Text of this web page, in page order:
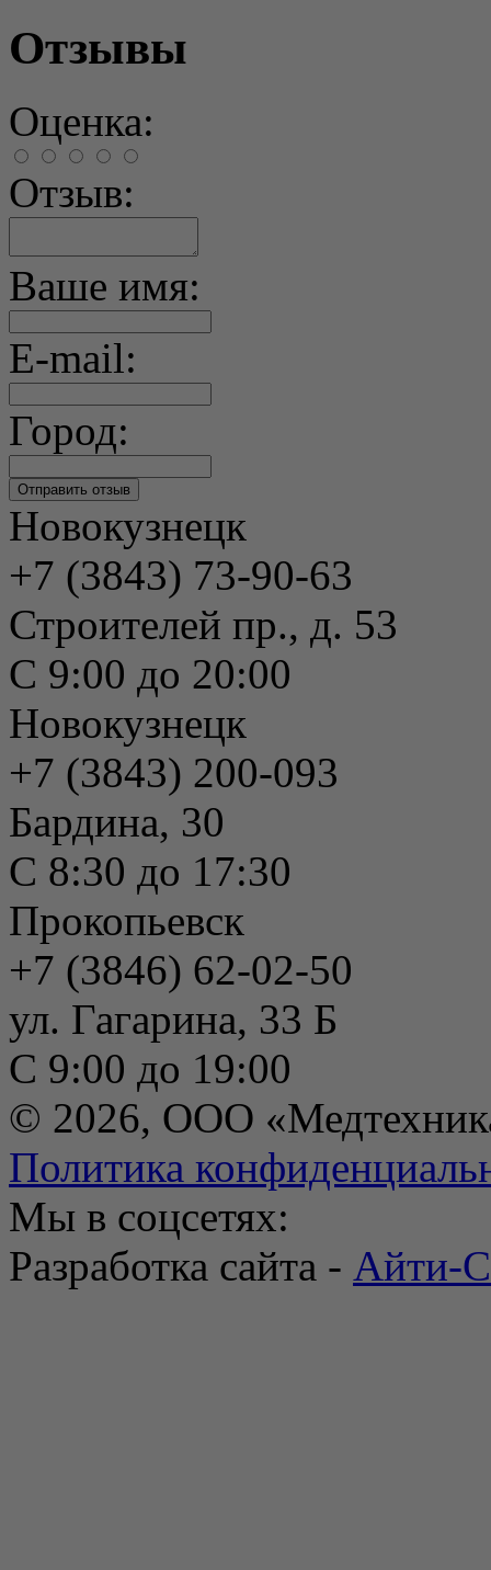
Отзывы
Оценка:
Отзыв:
Ваше имя:
E-mail:
Город:
Новокузнецк
+7 (3843) 73-90-63
Строителей пр., д. 53
С 9:00 до 20:00
Новокузнецк
+7 (3843) 200-093
Бардина, 30
С 8:30 до 17:30
Прокопьевск
+7 (3846) 62-02-50
ул. Гагарина, 33 Б
С 9:00 до 19:00
© 2026, ООО
Политика
Мы в соцсетях:
Разработка сайта - Айти-